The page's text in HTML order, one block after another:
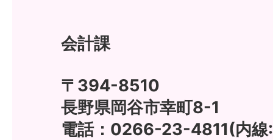
会計課
〒394-8510
長野県岡谷市幸町8-1
電話：0266-23-4811(内線